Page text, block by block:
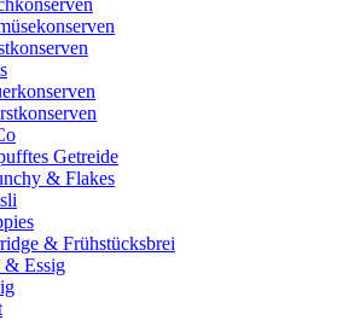
Getreide
& Flakes
& Frühstücksbrei
& Essig